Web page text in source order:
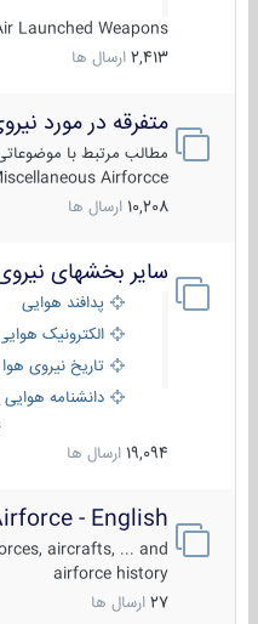
Air Launched Weapons
2,413 ارسال ها
متفرقه در مورد
مطالب مرتبط با موضوعاتی
Miscellaneous Airforcce
10,208 ارسال ها
سایر بخشهای نیروی
پدافند هوایی
الکترونیک هوایی
تاریخ نیروی هوایی
دانشنامه هوایی&
19,094 ارسال ها
Airforce - English
aircrafts, ... and
airforce history
27 ارسال ها